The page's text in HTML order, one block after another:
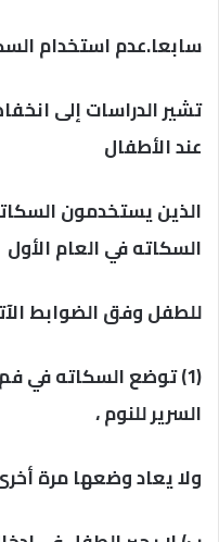
سابعا.عدم استخدام
تشير الدراسات إلى
عند الأطفال
الذين يستخدمون
السكاته في العام الأول
للطفل وفق الضوابط
(1) توضع السكاته في
السرير للنوم ،
ولا يعاد وضعها مرة